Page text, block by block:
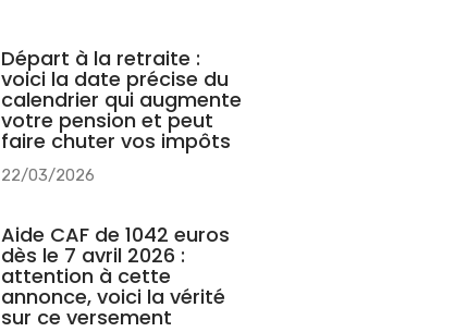
Départ à la retraite :
voici la date précise du
calendrier qui augmente
votre pension et peut
faire chuter vos impôts
22/03/2026
Aide CAF de 1042 euros
dès le 7 avril 2026 :
attention à cette
annonce, voici la vérité
sur ce versement